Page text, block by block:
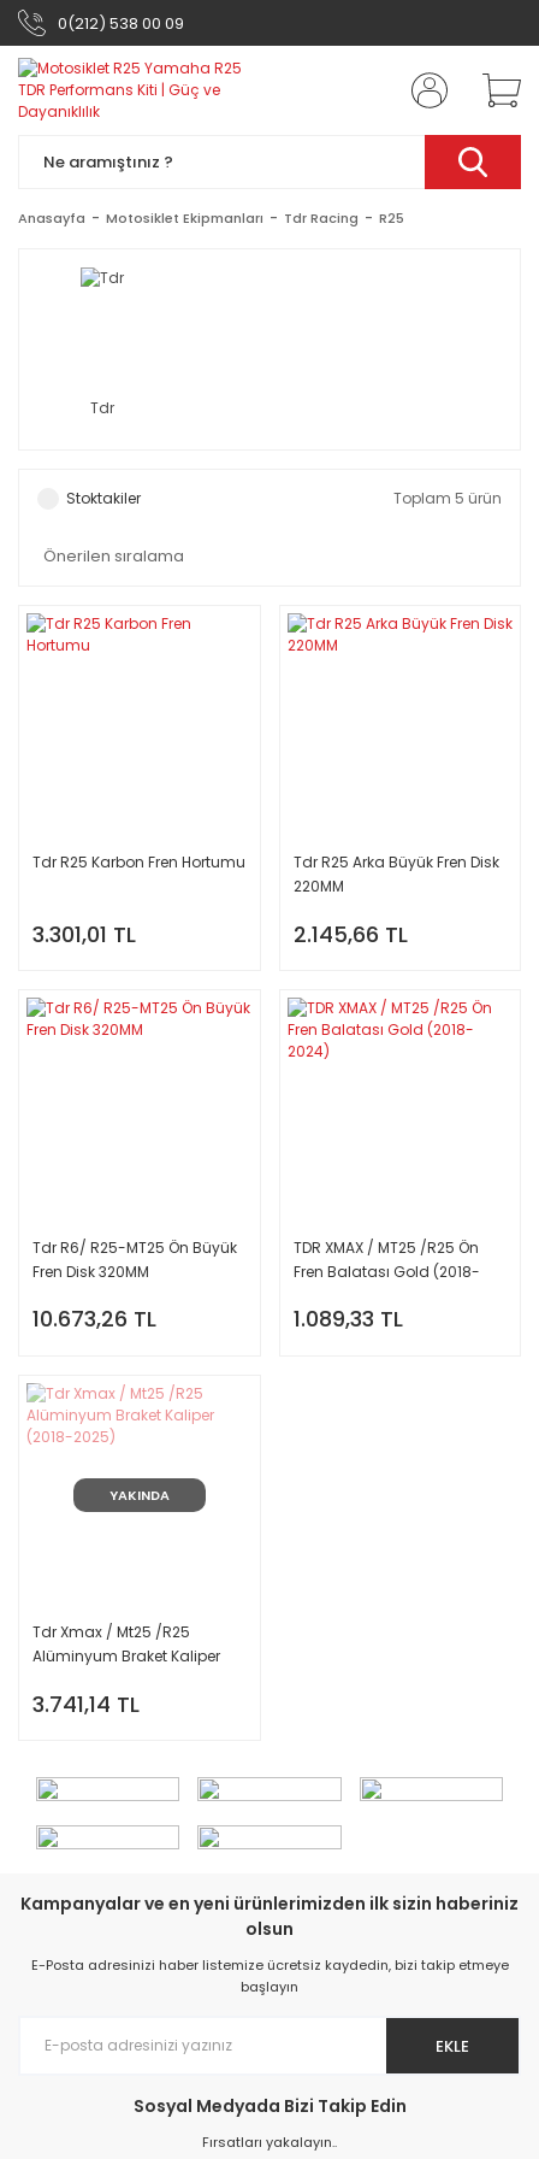
0(212) 538 00 09
Anasayfa Motosiklet Ekipmanları Tdr Racing R25
Tdr
Stoktakiler Toplam 5 ürün
Tdr R25 Karbon Fren Hortumu
3.301,01 TL
Tdr R25 Arka Büyük Fren Disk
220MM
2.145,66 TL
Tdr R6/ R25-MT25 Ön Büyük
Fren Disk 320MM
10.673,26 TL
TDR XMAX / MT25 /R25 Ön
Fren Balatası Gold (2018-
1.089,33 TL
YAKINDA
Tdr Xmax / Mt25 /R25
Alüminyum Braket Kaliper
3.741,14 TL
Kampanyalar ve en yeni ürünlerimizden ilk sizin haberiniz
olsun
E-Posta adresinizi haber listemize ücretsiz kaydedin, bizi takip etmeye
başlayın
EKLE
Sosyal Medyada Bizi Takip Edin
Fırsatları yakalayın..